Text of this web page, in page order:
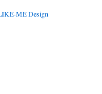
ME Design